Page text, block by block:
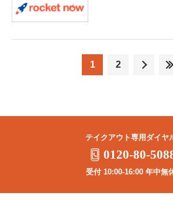
1 2
テイクアウト専用ダイヤ
0120-80-
受付 10:00-16:00 年中無